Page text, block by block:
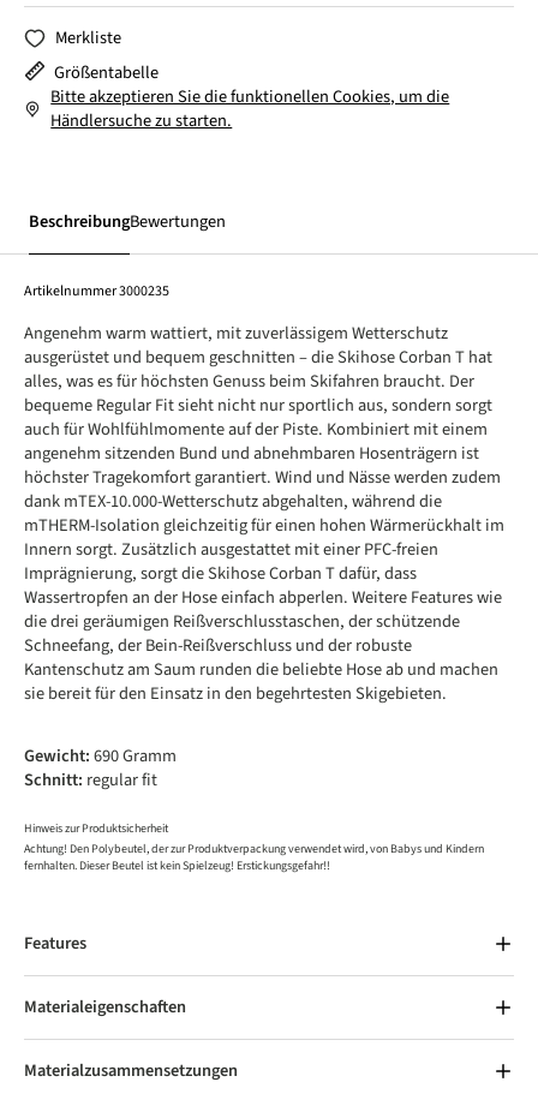
Merkliste
Größentabelle
Bitte akzeptieren Sie die funktionellen Cookies, um die
Händlersuche zu starten.
BeschreibungBewertungen
Artikelnummer3000235
Angenehm warm wattiert, mit zuverlässigem Wetterschutz
ausgerüstet und bequem geschnitten – die Skihose Corban T hat
alles, was es für höchsten Genuss beim Skifahren braucht. Der
bequeme Regular Fit sieht nicht nur sportlich aus, sondern sorgt
auch für Wohlfühlmomente auf der Piste. Kombiniert mit einem
angenehm sitzenden Bund und abnehmbaren Hosenträgern ist
höchster Tragekomfort garantiert. Wind und Nässe werden zudem
dank mTEX-10.000-Wetterschutz abgehalten, während die
mTHERM-Isolation gleichzeitig für einen hohen Wärmerückhalt im
Innern sorgt. Zusätzlich ausgestattet mit einer PFC-freien
Imprägnierung, sorgt die Skihose Corban T dafür, dass
Wassertropfen an der Hose einfach abperlen. Weitere Features wie
die drei geräumigen Reißverschlusstaschen, der schützende
Schneefang, der Bein-Reißverschluss und der robuste
Kantenschutz am Saum runden die beliebte Hose ab und machen
sie bereit für den Einsatz in den begehrtesten Skigebieten.
Gewicht:690 Gramm
Schnitt: regular fit
Hinweis zur Produktsicherheit
Achtung! Den Polybeutel, der zur Produktverpackung verwendet wird, von Babys und Kindern
fernhalten. Dieser Beutel ist kein Spielzeug! Erstickungsgefahr!!
Features
Materialeigenschaften
Materialzusammensetzungen